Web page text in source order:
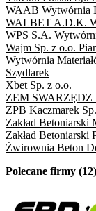
WAAB Wytwórnia
WALBET A.D.K.
WPS S.A.
Wajm Sp. z o.o.
Wytwórnia
Szydlarek
Xbet Sp. z o.o.
ZEM SWARZĘDZ
ZPB Kaczmarek
Zakład Betoniarski
Zakład
Żwirownia Beton
Polecane firmy (12)